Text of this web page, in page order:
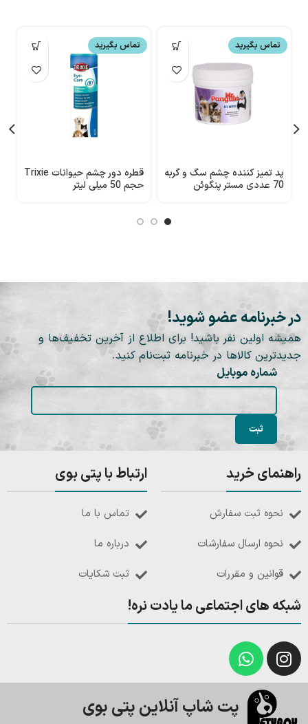
تماس بگیرید
پد تمیز کننده چشم سگ و گربه
70 عددی مستر پنگوئن
تماس بگیرید
قطره دور چشم حیوانات Trixie
حجم 50 میلی لیتر
در خبرنامه عضو شوید!
همیشه اولین نفر باشید! برای اطلاع از آخرین تخفیف‌ها و
جدیدترین کالاها در خبرنامه ثبت‌نام کنید.
شماره موبایل
راهنمای خرید
نحوه ثبت سفارش
نحوه ارسال سفارشات
قوانین و مقررات
ارتباط با پتی بوی
تماس با ما
درباره ما
ثبت شکایات
شبکه های اجتماعی ما یادت نره!
پت شاپ آنلاین پتی بوی